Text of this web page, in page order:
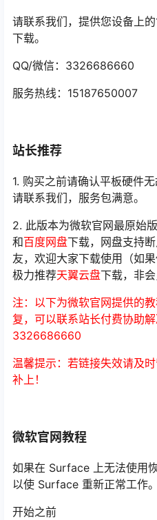
请联系我们，提供您设备上
下载。
QQ/微信：3326686660
服务热线：15187650007
站长推荐
1. 购买之前请确认平板硬件
请联系我们，服务包满意。
2. 此版本为微软官网最原始
和百度网盘下载，网盘支持
友，欢迎大家下载使用（如
极力推荐天翼云盘下载，非会
注：以下为微软官网提供的
复，可以联系站长付费协助解
3326686660
温馨提示：若链接失效请及
补上！
微软官网教程
如果在 Surface 上无法使用
以使 Surface 重新正常工作。
开始之前